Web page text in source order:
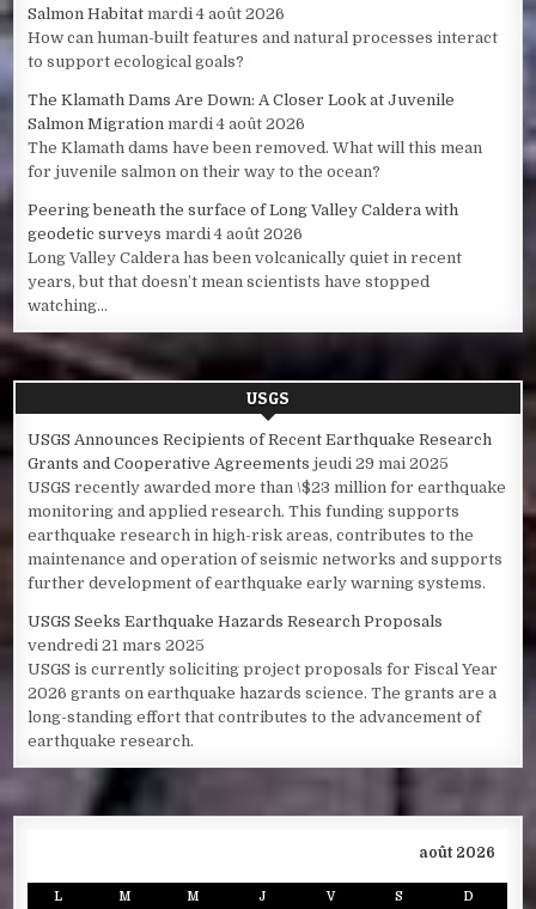
Salmon Habitat mardi 4 août 2026
How can human-built features and natural processes interact
to support ecological goals?
The Klamath Dams Are Down: A Closer Look at Juvenile
Salmon Migration mardi 4 août 2026
The Klamath dams have been removed. What will this mean
for juvenile salmon on their way to the ocean?
Peering beneath the surface of Long Valley Caldera with
geodetic surveys mardi 4 août 2026
Long Valley Caldera has been volcanically quiet in recent
years, but that doesn’t mean scientists have stopped
watching...
USGS
USGS Announces Recipients of Recent Earthquake Research
Grants and Cooperative Agreements jeudi 29 mai 2025
USGS recently awarded more than \$23 million for earthquake
monitoring and applied research. This funding supports
earthquake research in high-risk areas, contributes to the
maintenance and operation of seismic networks and supports
further development of earthquake early warning systems.
USGS Seeks Earthquake Hazards Research Proposals
vendredi 21 mars 2025
USGS is currently soliciting project proposals for Fiscal Year
2026 grants on earthquake hazards science. The grants are a
long-standing effort that contributes to the advancement of
earthquake research.
août 2026
L M M J V S D